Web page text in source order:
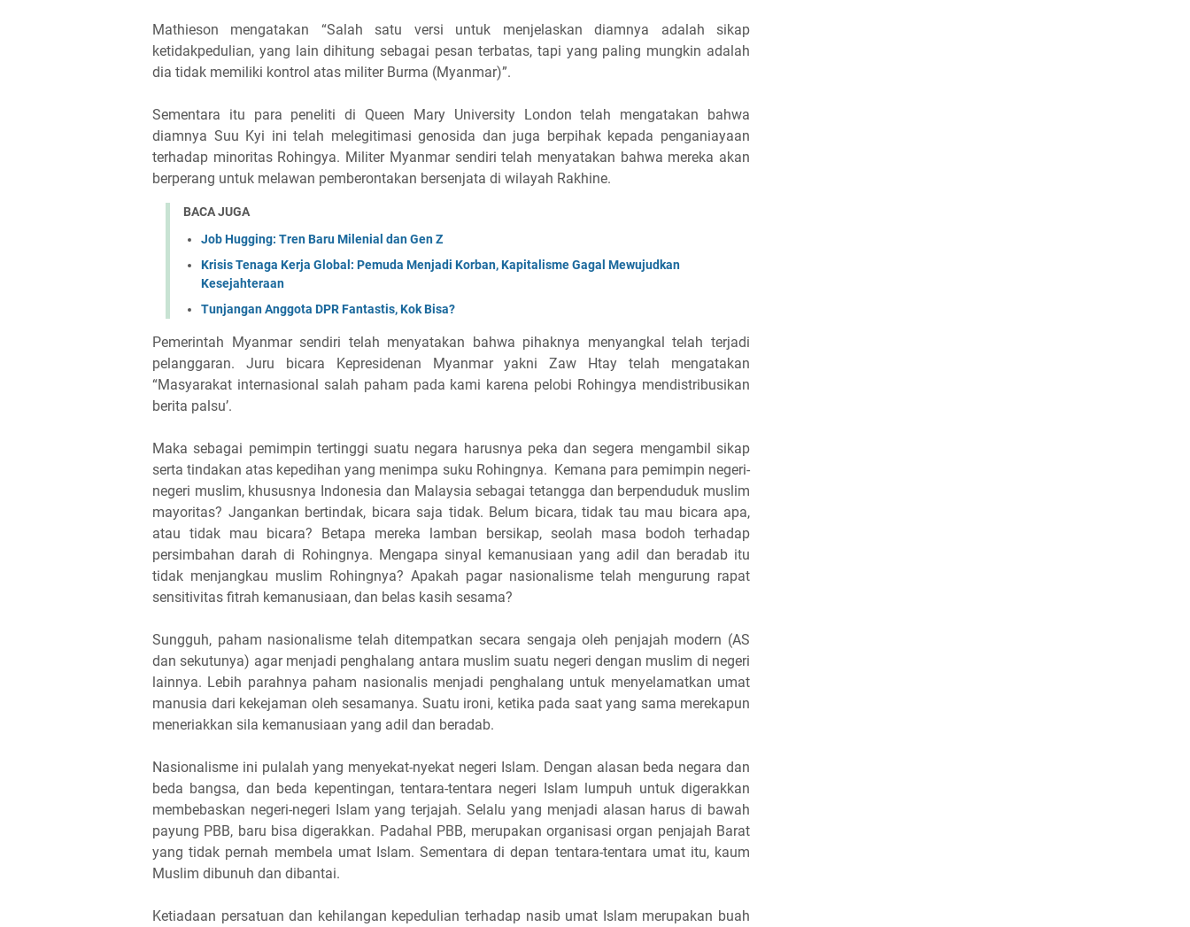
Mathieson mengatakan “Salah satu versi untuk menjelaskan diamnya adalah sikap
ketidakpedulian, yang lain dihitung sebagai pesan terbatas, tapi yang paling mungkin adalah
dia tidak memiliki kontrol atas militer Burma (Myanmar)”.
Sementara itu para peneliti di Queen Mary University London telah mengatakan bahwa
diamnya Suu Kyi ini telah melegitimasi genosida dan juga berpihak kepada penganiayaan
terhadap minoritas Rohingya. Militer Myanmar sendiri telah menyatakan bahwa mereka akan
berperang untuk melawan pemberontakan bersenjata di wilayah Rakhine.
BACA JUGA
Job Hugging: Tren Baru Milenial dan Gen Z
Krisis Tenaga Kerja Global: Pemuda Menjadi Korban, Kapitalisme Gagal Mewujudkan
Kesejahteraan
Tunjangan Anggota DPR Fantastis, Kok Bisa?
Pemerintah Myanmar sendiri telah menyatakan bahwa pihaknya menyangkal telah terjadi
pelanggaran. Juru bicara Kepresidenan Myanmar yakni Zaw Htay telah mengatakan
“Masyarakat internasional salah paham pada kami karena pelobi Rohingya mendistribusikan
berita palsu’.
Maka sebagai pemimpin tertinggi suatu negara harusnya peka dan segera mengambil sikap
serta tindakan atas kepedihan yang menimpa suku Rohingnya. Kemana para pemimpin negeri-
negeri muslim, khususnya Indonesia dan Malaysia sebagai tetangga dan berpenduduk muslim
mayoritas? Jangankan bertindak, bicara saja tidak. Belum bicara, tidak tau mau bicara apa,
atau tidak mau bicara? Betapa mereka lamban bersikap, seolah masa bodoh terhadap
persimbahan darah di Rohingnya. Mengapa sinyal kemanusiaan yang adil dan beradab itu
tidak menjangkau muslim Rohingnya? Apakah pagar nasionalisme telah mengurung rapat
sensitivitas fitrah kemanusiaan, dan belas kasih sesama?
Sungguh, paham nasionalisme telah ditempatkan secara sengaja oleh penjajah modern (AS
dan sekutunya) agar menjadi penghalang antara muslim suatu negeri dengan muslim di negeri
lainnya. Lebih parahnya paham nasionalis menjadi penghalang untuk menyelamatkan umat
manusia dari kekejaman oleh sesamanya. Suatu ironi, ketika pada saat yang sama merekapun
meneriakkan sila kemanusiaan yang adil dan beradab.
Nasionalisme ini pulalah yang menyekat-nyekat negeri Islam. Dengan alasan beda negara dan
beda bangsa, dan beda kepentingan, tentara-tentara negeri Islam lumpuh untuk digerakkan
membebaskan negeri-negeri Islam yang terjajah. Selalu yang menjadi alasan harus di bawah
payung PBB, baru bisa digerakkan. Padahal PBB, merupakan organisasi organ penjajah Barat
yang tidak pernah membela umat Islam. Sementara di depan tentara-tentara umat itu, kaum
Muslim dibunuh dan dibantai.
Ketiadaan persatuan dan kehilangan kepedulian terhadap nasib umat Islam merupakan buah